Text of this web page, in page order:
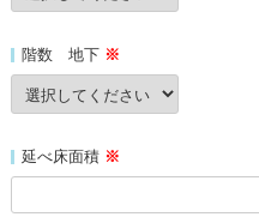
階数 地下 ※
延べ床面積 ※